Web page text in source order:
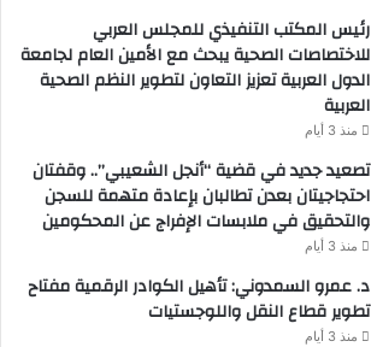
رئيس المكتب التنفيذي للمجلس العربي
للاختصاصات الصحية يبحث مع الأمين العام لجامعة
الدول العربية تعزيز التعاون لتطوير النظم الصحية
العربية
منذ 3 أيام
تصعيد جديد في قضية “أنجل الشعيبي”.. وقفتان
احتجاجيتان بعدن تطالبان بإعادة متهمة للسجن
والتحقيق في ملابسات الإفراج عن المحكومين
منذ 3 أيام
د. عمرو السمدوني: تأهيل الكوادر الرقمية مفتاح
تطوير قطاع النقل واللوجستيات
منذ 3 أيام